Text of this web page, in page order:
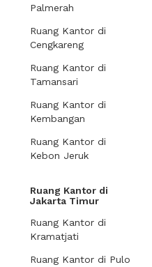
Palmerah
Ruang Kantor di
Cengkareng
Ruang Kantor di
Tamansari
Ruang Kantor di
Kembangan
Ruang Kantor di
Kebon Jeruk
Ruang Kantor di
Jakarta Timur
Ruang Kantor di
Kramatjati
Ruang Kantor di Pulo